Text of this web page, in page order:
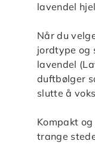
lavendel
Når du
jordtype og
lavendel
duftbølger
slutte å
Kompakt
trange